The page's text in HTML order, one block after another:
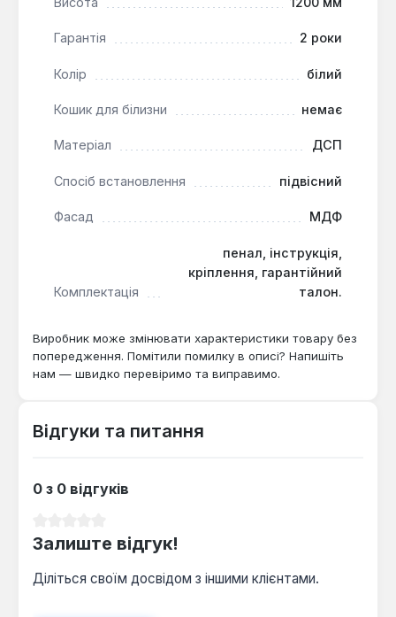
Пенал серії PURE від Cersanit призначений для
для сімейного використання, де важливий
підвищений рівень гігієни та довговічність меблів у
Гарантія 2 роки
Колір білий
Кошик для білизни немає
Матеріал ДСП
Спосіб встановлення підвісний
Фасад МДФ
Комплектація
пенал, інструкція,
кріплення, гарантійний
талон.
Виробник може змінювати характеристики товару без
попередження. Помітили помилку в описі? Напишіть
нам — швидко перевіримо та виправимо.
Відгуки та питання
0 з 0 відгуків
Залиште відгук!
Діліться своїм досвідом з іншими клієнтами.